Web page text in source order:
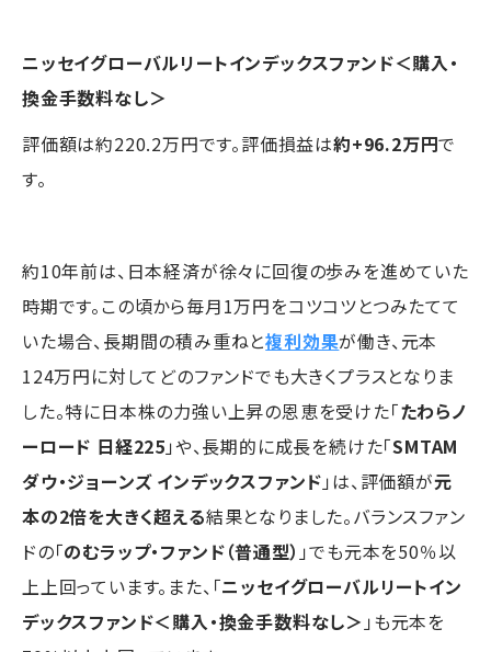
ニッセイグローバルリートインデックスファンド＜購入・
換金手数料なし＞
評価額は約220.2万円です。評価損益は約+96.2万円で
す。
約10年前は、日本経済が徐々に回復の歩みを進めていた
時期です。この頃から毎月1万円をコツコツとつみたてて
いた場合、長期間の積み重ねと複利効果が働き、元本
124万円に対してどのファンドでも大きくプラスとなりま
した。特に日本株の力強い上昇の恩恵を受けた「たわらノ
ーロード 日経225 」や、長期的に成長を続けた「SMTAM
ダウ・ジョーンズ インデックスファンド 」は、評価額が元
本の2倍を大きく超える結果となりました。バランスファン
ドの「のむラップ・ファンド（普通型） 」でも元本を50％以
上上回っています。また、「ニッセイグローバルリートイン
デックスファンド＜購入・換金手数料なし＞ 」も元本を